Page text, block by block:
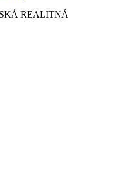
REALITNÁ